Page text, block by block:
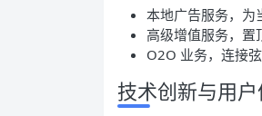
本地广告服务，为
高级增值服务，置
O2O 业务，连接
技术创新与用